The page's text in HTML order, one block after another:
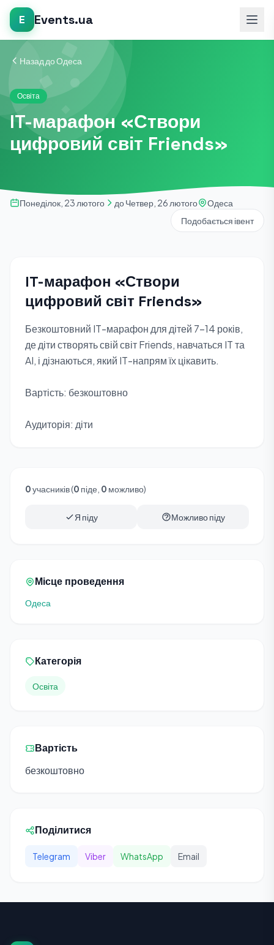
E Events.ua
Назад до Одеса
Освіта
IT-марафон «Створи
цифровий світ Friends»
Понеділок, 23 лютого до Четвер, 26 лютого
Одеса
Подобається івент
IT-марафон «Створи
цифровий світ Friends»
Безкоштовний IT-марафон для дітей 7–14 років,
де діти створять свій світ Friends, навчаться IT та
AI, і дізнаються, який IT-напрям їх цікавить.
Вартість: безкоштовно
Аудиторія: діти
0учасників (0 піде, 0 можливо)
Я піду Можливо піду
Місце проведення
Одеса
Категорія
Освіта
Вартість
безкоштовно
Поділитися
Telegram Viber WhatsApp Email